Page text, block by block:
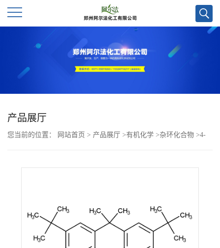
公
产品展厅
您当前的位置： 网站首页 > 产品展厅 >有机化学 >杂环化合物 >4-